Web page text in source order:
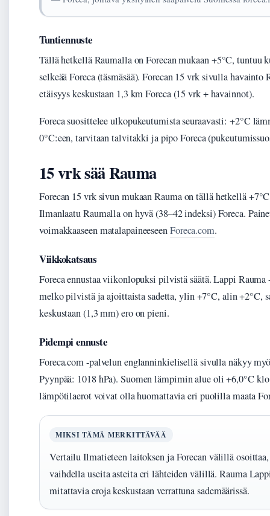
Tuntiennuste
Tällä hetkellä Raumalla on Forecan mukaan +5°C,
selkeää Foreca (täsmäsää). Forecan 15 vrk sivulla
etäisyys keskustaan 1,3 km Foreca (15 vrk + havainnot).
Foreca suosittelee ulkopukeutumista seuraavasti: +2°C
0°C:een, tarvitaan talvitakki ja pipo Foreca
15 vrk sää Rauma
Forecan 15 vrk sivun mukaan Rauma on tällä hetkellä
Ilmanlaatu Raumalla on hyvä (38–42 indeksi) Foreca.
voimakkaaseen matalapaineeseenForeca.com.
Viikkokatsaus
Foreca ennustaa viikonlopuksi pilvistä säätä. Lappi
melko pilvistä ja ajoittaista sadetta, ylin +7°C, alin +2°C,
keskustaan (1,3 mm) ero on pieni.
Pidempi ennuste
Foreca.com -palvelun englanninkielisellä sivulla näkyy
Pyynpää: 1018 hPa). Suomen lämpimin alue oli +6,0°C
lämpötilaerot voivat olla huomattavia eri puolilla maata
MIKSI TÄMÄ MERKITTÄVÄÄ
Vertailu Ilmatieteen laitoksen ja Forecan välillä
vaihdella useita asteita eri lähteiden välillä. Rauma
mitattavia eroja keskustaan verrattuna sademäärissä.